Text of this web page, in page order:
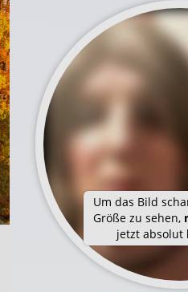
Um das Bild
Größe zu sehen,
jetzt absolut